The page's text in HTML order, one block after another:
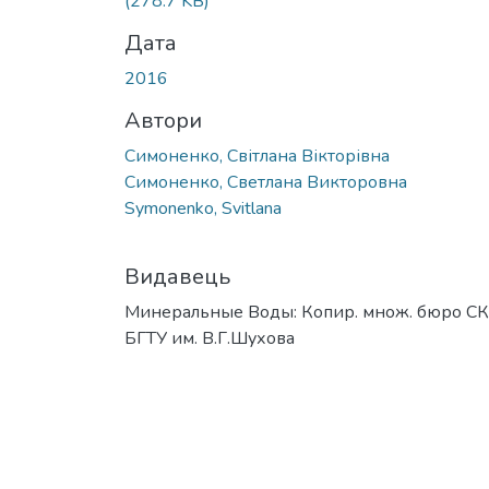
Дата
2016
Автори
Симоненко, Світлана Вікторівна
Симоненко, Светлана Викторовна
Symonenko, Svitlana
Видавець
Минеральные Воды: Копир. множ. бюро
БГТУ им. В.Г.Шухова